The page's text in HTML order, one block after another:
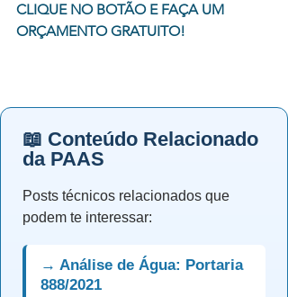
CLIQUE NO BOTÃO E FAÇA UM
ORÇAMENTO GRATUITO!
📖 Conteúdo Relacionado
da PAAS
Posts técnicos relacionados que
podem te interessar:
→ Análise de Água: Portaria
888/2021